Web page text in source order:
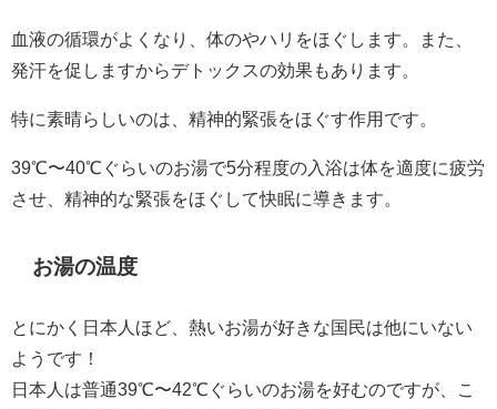
血液の循環がよくなり、体のやハリをほぐします。また、
発汗を促しますからデトックスの効果もあります。
特に素晴らしいのは、精神的緊張をほぐす作用です。
39℃〜40℃ぐらいのお湯で5分程度の入浴は体を適度に疲労
させ、精神的な緊張をほぐして快眠に導きます。
お湯の温度
とにかく日本人ほど、熱いお湯が好きな国民は他にいない
ようです！
日本人は普通39℃〜42℃ぐらいのお湯を好むのですが、こ